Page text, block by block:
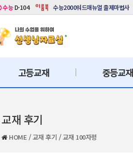
수능D-104 수능2000워드매뉴얼 출제마법사
고등교재 중등교재
교재 후기
HOME /교재 후기 /교재 100자평